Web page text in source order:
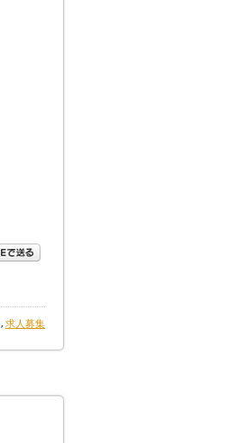
, 求人募集